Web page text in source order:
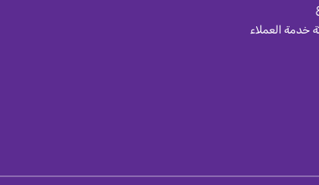
خدمة العملاء